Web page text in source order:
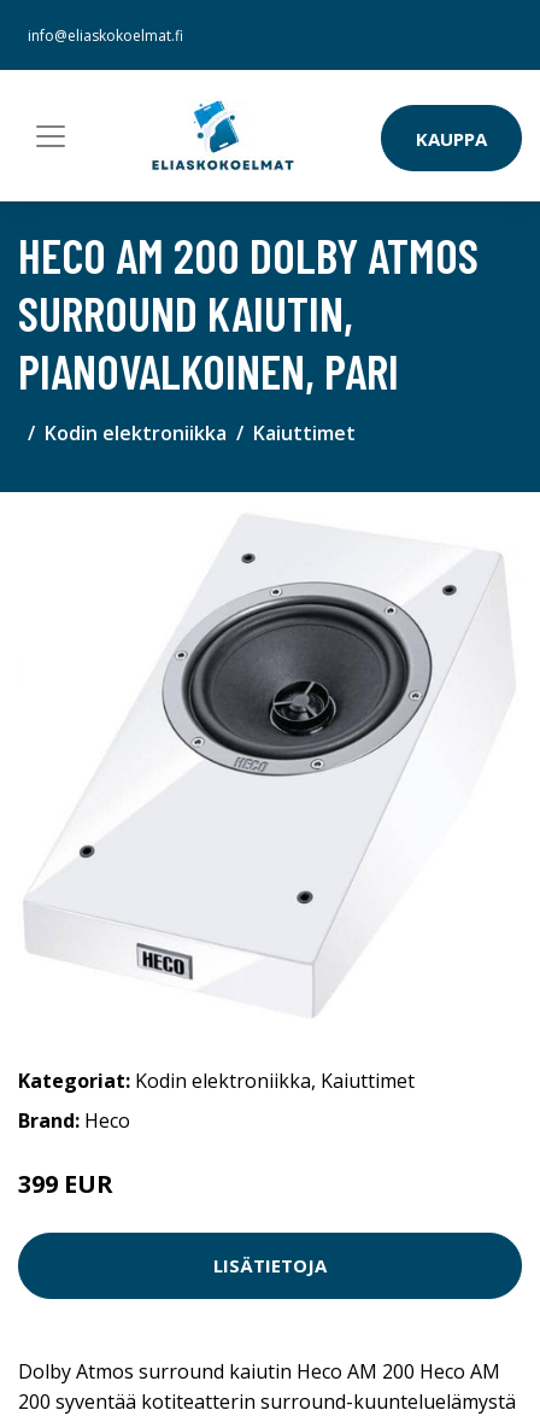
info@eliaskokoelmat.fi
KAUPPA
HECO AM 200 DOLBY ATMOS
SURROUND KAIUTIN,
PIANOVALKOINEN, PARI
Kodin elektroniikka Kaiuttimet
Kategoriat: Kodin elektroniikka, Kaiuttimet
Brand: Heco
399 EUR
LISÄTIETOJA
Dolby Atmos surround kaiutin Heco AM 200 Heco AM
200 syventää kotiteatterin surround-kuunteluelämystä